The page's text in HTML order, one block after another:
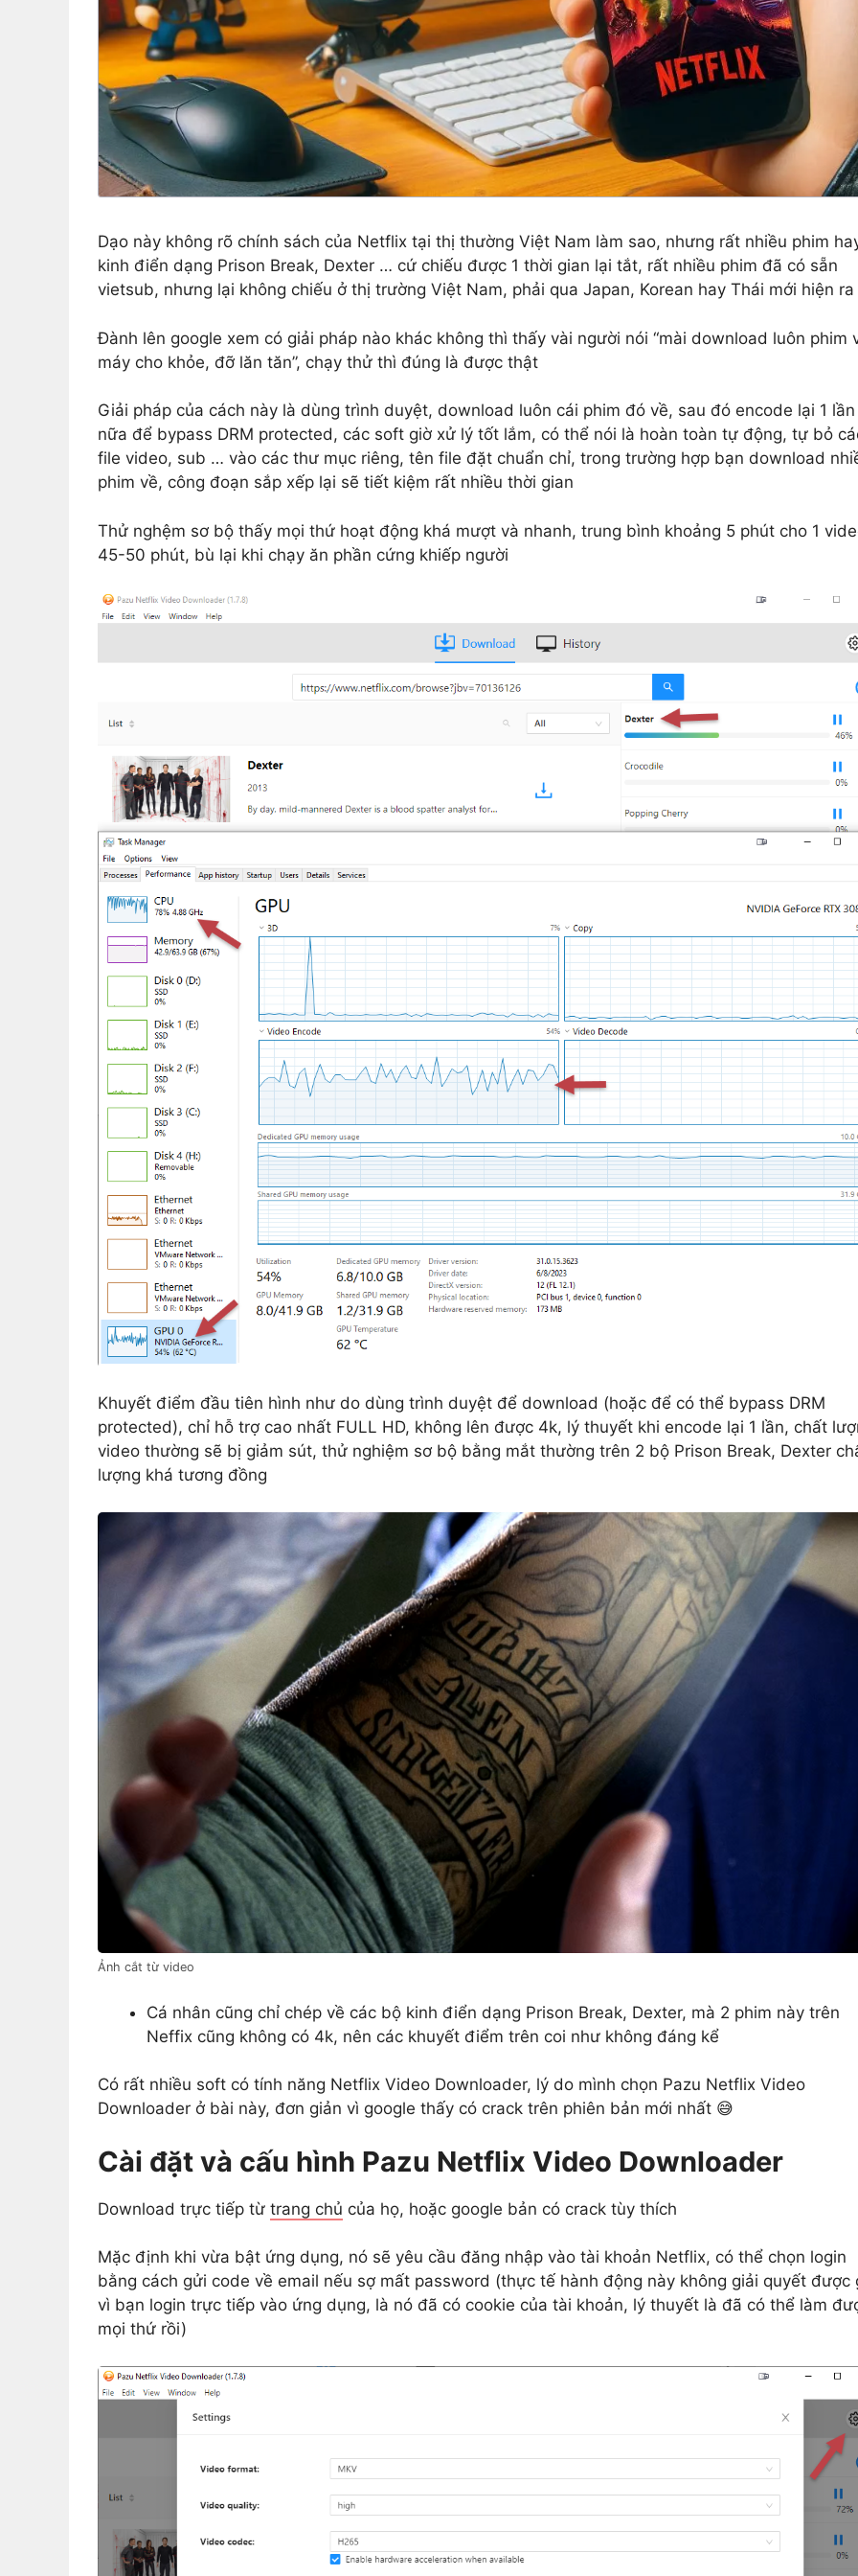
Dạo này không rõ chính sách của Netflix tại thị thường Việt Nam làm sao, nhưng rất nhiều phim
kinh điển dạng Prison Break, Dexter … cứ chiếu được 1 thời gian lại tắt, rất nhiều phim đã có sẵn
vietsub, nhưng lại không chiếu ở thị trường Việt Nam, phải qua Japan, Korean hay Thái mới hiện ra
Đành lên google xem có giải pháp nào khác không thì thấy vài người nói “mài download luôn phim
máy cho khỏe, đỡ lăn tăn”, chạy thử thì đúng là được thật
Giải pháp của cách này là dùng trình duyệt, download luôn cái phim đó về, sau đó encode lại 1 lần
nữa để bypass DRM protected, các soft giờ xử lý tốt lắm, có thể nói là hoàn toàn tự động, tự bỏ
file video, sub … vào các thư mục riêng, tên file đặt chuẩn chỉ, trong trường hợp bạn download
phim về, công đoạn sắp xếp lại sẽ tiết kiệm rất nhiều thời gian
Thử nghệm sơ bộ thấy mọi thứ hoạt động khá mượt và nhanh, trung bình khoảng 5 phút cho 1
45-50 phút, bù lại khi chạy ăn phần cứng khiếp người
Khuyết điểm đầu tiên hình như do dùng trình duyệt để download (hoặc để có thể bypass DRM
protected), chỉ hỗ trợ cao nhất FULL HD, không lên được 4k, lý thuyết khi encode lại 1 lần, chất
video thường sẽ bị giảm sút, thử nghiệm sơ bộ bằng mắt thường trên 2 bộ Prison Break, Dexter
lượng khá tương đồng
Ảnh cắt từ video
Cá nhân cũng chỉ chép về các bộ kinh điển dạng Prison Break, Dexter, mà 2 phim này trên
Neffix cũng không có 4k, nên các khuyết điểm trên coi như không đáng kể
Có rất nhiều soft có tính năng Netflix Video Downloader, lý do mình chọn Pazu Netflix Video
Downloader ở bài này, đơn giản vì google thấy có crack trên phiên bản mới nhất 😅
Cài đặt và cấu hình Pazu Netflix Video Downloader
Download trực tiếp từ trang chủ của họ, hoặc google bản có crack tùy thích
Mặc định khi vừa bật ứng dụng, nó sẽ yêu cầu đăng nhập vào tài khoản Netflix, có thể chọn login
bằng cách gửi code về email nếu sợ mất password (thực tế hành động này không giải quyết được
vì bạn login trực tiếp vào ứng dụng, là nó đã có cookie của tài khoản, lý thuyết là đã có thể làm
mọi thứ rồi)